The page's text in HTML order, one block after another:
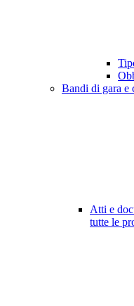
Bandi di gara e
Atti e
tutte le